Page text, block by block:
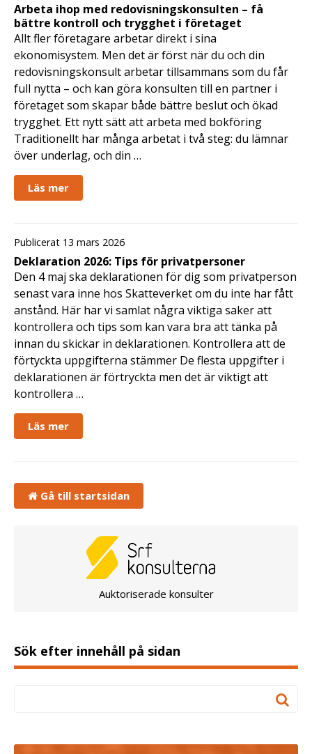
Arbeta ihop med redovisningskonsulten – få
bättre kontroll och trygghet i företaget
Allt fler företagare arbetar direkt i sina
ekonomisystem. Men det är först när du och din
redovisningskonsult arbetar tillsammans som du får
full nytta – och kan göra konsulten till en partner i
företaget som skapar både bättre beslut och ökad
trygghet. Ett nytt sätt att arbeta med bokföring
Traditionellt har många arbetat i två steg: du lämnar
över underlag, och din …
Läs mer
Publicerat 13 mars 2026
Deklaration 2026: Tips för privatpersoner
Den 4 maj ska deklarationen för dig som privatperson
senast vara inne hos Skatteverket om du inte har fått
anstånd. Här har vi samlat några viktiga saker att
kontrollera och tips som kan vara bra att tänka på
innan du skickar in deklarationen. Kontrollera att de
förtyckta uppgifterna stämmer De flesta uppgifter i
deklarationen är förtryckta men det är viktigt att
kontrollera …
Läs mer
Gå till startsidan
Auktoriserade konsulter
Sök efter innehåll på sidan